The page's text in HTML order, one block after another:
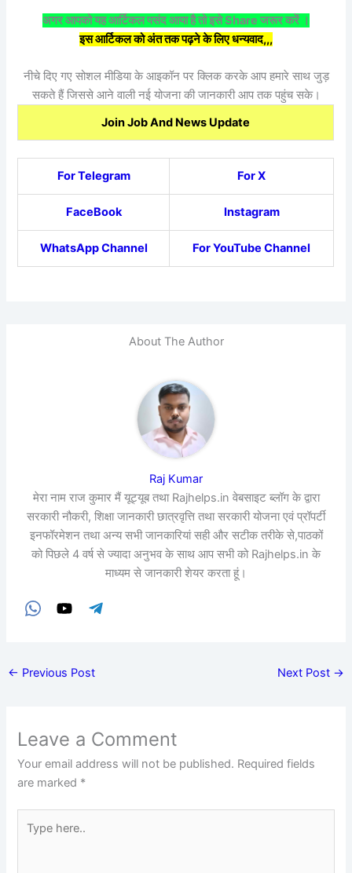
अगर आपको यह आर्टिकल पसंद आया है तो इसे Share जरूर करें ।
इस आर्टिकल को अंत तक पढ़ने के लिए धन्यवाद,,,
नीचे दिए गए सोशल मीडिया के आइकॉन पर क्लिक करके आप हमारे साथ जुड़
सकते हैं जिससे आने वाली नई योजना की जानकारी आप तक पहुंच सके।
Join Job And News Update
For Telegram For X
FaceBook Instagram
WhatsApp Channel For YouTube Channel
About The Author
Raj Kumar
मेरा नाम राज कुमार मैं यूट्यूब तथा Rajhelps.in वेबसाइट ब्लॉग के द्वारा
सरकारी नौकरी, शिक्षा जानकारी छात्रवृत्ति तथा सरकारी योजना एवं प्रॉपर्टी
इनफॉरमेशन तथा अन्य सभी जानकारियां सही और सटीक तरीके से,पाठकों
को पिछले 4 वर्ष से ज्यादा अनुभव के साथ आप सभी को Rajhelps.in के
माध्यम से जानकारी शेयर करता हूं।
← Previous Post Next Post →
Leave a Comment
Your email address will not be published. Required fields
are marked *
here..